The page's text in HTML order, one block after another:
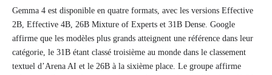
Gemma 4 est disponible en quatre formats, avec les versions Effective
2B, Effective 4B, 26B Mixture of Experts et 31B Dense. Google
affirme que les modèles plus grands atteignent une référence dans leur
catégorie, le 31B étant classé troisième au monde dans le classement
textuel d’Arena AI et le 26B à la sixième place. Le groupe affirme